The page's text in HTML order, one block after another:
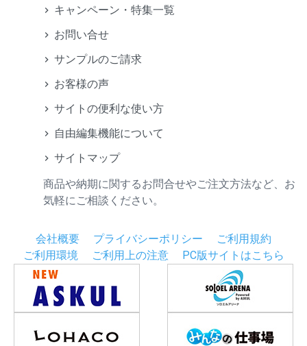
キャンペーン・特集一覧
お問い合せ
サンプルのご請求
お客様の声
サイトの便利な使い方
自由編集機能について
サイトマップ
商品や納期に関するお問合せやご注文方法など、お
気軽にご相談ください。
会社概要 プライバシーポリシー
ご利用規約
ご利用環境
ご利用上の注意 PC版サイトはこちら